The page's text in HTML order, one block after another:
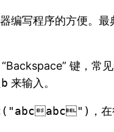
写程序的方便。最
键，常
来输入。
，